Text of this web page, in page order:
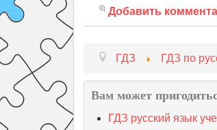
Добавить
ГДЗ ГДЗ по
Вам может
ГДЗ русский язык